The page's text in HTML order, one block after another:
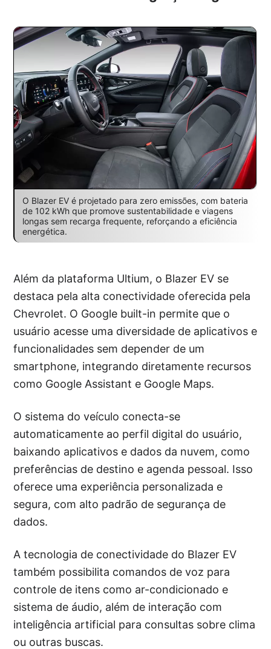
O Blazer EV é projetado para zero emissões, com bateria
de 102 kWh que promove sustentabilidade e viagens
longas sem recarga frequente, reforçando a eficiência
energética.
Além da plataforma Ultium, o Blazer EV se
destaca pela alta conectividade oferecida pela
Chevrolet. O Google built-in permite que o
usuário acesse uma diversidade de aplicativos e
funcionalidades sem depender de um
smartphone, integrando diretamente recursos
como Google Assistant e Google Maps.
O sistema do veículo conecta-se
automaticamente ao perfil digital do usuário,
baixando aplicativos e dados da nuvem, como
preferências de destino e agenda pessoal. Isso
oferece uma experiência personalizada e
segura, com alto padrão de segurança de
dados.
A tecnologia de conectividade do Blazer EV
também possibilita comandos de voz para
controle de itens como ar-condicionado e
sistema de áudio, além de interação com
inteligência artificial para consultas sobre clima
ou outras buscas.